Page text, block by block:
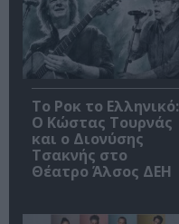
Το Ροκ το Ελληνικό:
Ο Κώστας Τουρνάς
και ο Διονύσης
Τσακνής στο
Θέατρο Άλσος ΔΕΗ